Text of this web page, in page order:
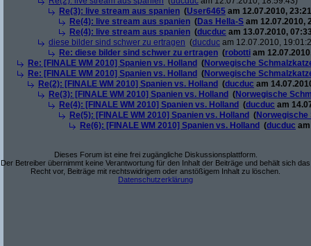
Re(3): live stream aus spanien (User6465 am 12.07.2010,
Re(4): live stream aus spanien (Das Hella-S am 12.07.2010,
Re(4): live stream aus spanien (ducduc am 13.07.2010,
diese bilder sind schwer zu ertragen (ducduc am 12.07.2010,
Re: diese bilder sind schwer zu ertragen (robotti am
Re: [FINALE WM 2010] Spanien vs. Holland (Norwegische
Re: [FINALE WM 2010] Spanien vs. Holland (Norwegische
Re(2): [FINALE WM 2010] Spanien vs. Holland (ducduc am
Re(3): [FINALE WM 2010] Spanien vs. Holland (Norwegische
Re(4): [FINALE WM 2010] Spanien vs. Holland (ducduc am
Re(5): [FINALE WM 2010] Spanien vs. Holland (
Re(6): [FINALE WM 2010] Spanien vs. Holland (ducduc
Dieses Forum ist eine frei zugängliche Diskussionsplattform.
Der Betreiber übernimmt keine Verantwortung für den Inhalt der Beiträge und behält sich das
Recht vor, Beiträge mit rechtswidrigem oder anstößigem Inhalt zu löschen.
Datenschutzerklärung